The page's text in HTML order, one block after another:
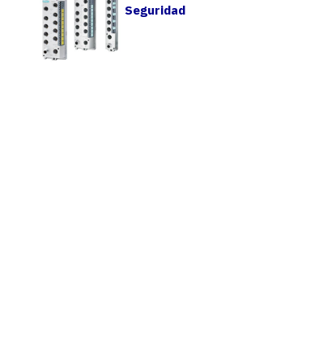
Seguridad